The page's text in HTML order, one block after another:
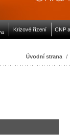
Krizové řízení CNP
Úvodní strana /